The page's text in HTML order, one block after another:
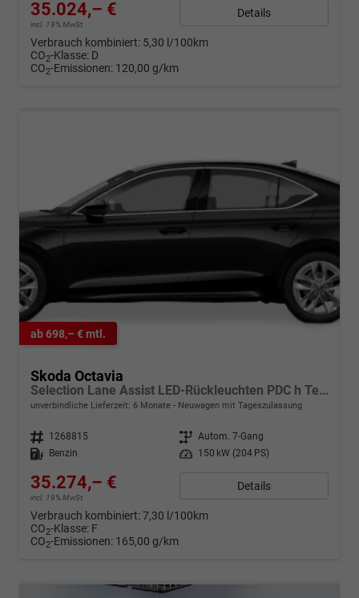
35.024,– €
incl. 19% MwSt.
Details
Verbrauch kombiniert: 5,30 l/100km
CO2-Klasse: D
CO2-Emissionen: 120,00 g/km
ab 698,– € mtl.
Skoda Octavia
Selection Lane Assist LED-Rückleuchten PDC h Tempomat 2-Zonen Klimaauto. Sitzheizung v
unverbindliche Lieferzeit: 6 Monate Neuwagen mit Tageszulassung
Fahrzeugnr. 1268815 Getriebe Autom. 7-Gang
Kraftstoff
Benzin Leistung 150 kW (204 PS)
35.274,– €
incl. 19% MwSt.
Details
Verbrauch kombiniert:7,30 l/100km
CO2-Klasse: F
CO2-Emissionen: 165,00 g/km